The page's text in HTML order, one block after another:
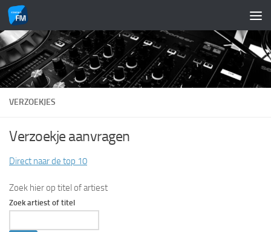
Doorgaan naar inhoud
VERZOEKJES
Verzoekje aanvragen
Direct naar de top 10
Zoek hier op titel of artiest
Zoek artiest of titel